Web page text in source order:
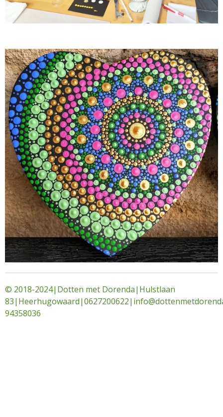
© 2018-2024|Dotten met Dorenda|Hulstlaan
94358036